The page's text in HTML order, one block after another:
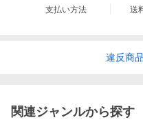
支払い方法 送
違反商
関連ジャンルから探す